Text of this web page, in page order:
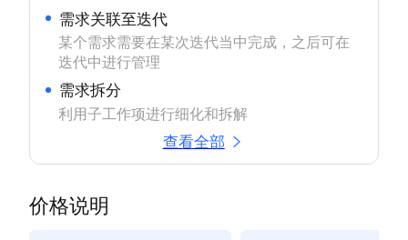
需求关联至迭代
某个需求需要在某次迭代当中完成，之后可在
迭代中进行管理
需求拆分
利用子工作项进行细化和拆解
查看全部
价格说明